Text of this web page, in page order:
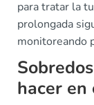
para tratar la
prolongada
monitoreando
hacer en